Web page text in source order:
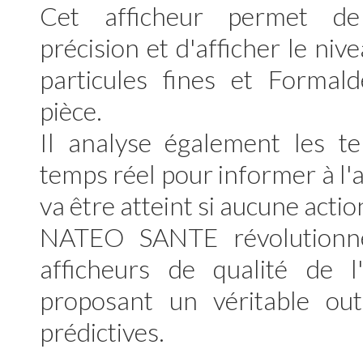
Cet afficheur permet
précision et d'afficher le
particules fines et
pièce.
Il analyse également les
temps réel pour informer à
va être atteint si aucune
NATEO SANTE
afficheurs de qualité de
proposant un véritable
prédictives.